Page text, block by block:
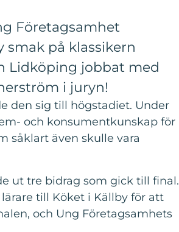
Företagsamhet
på klassikern
Lidköping jobbat med
i juryn!
den sig till högstadiet. Under
och konsumentkunskap för
såklart även skulle vara
ut tre bidrag som gick till final.
till Köket i Källby för att
och Ung Företagsamhets